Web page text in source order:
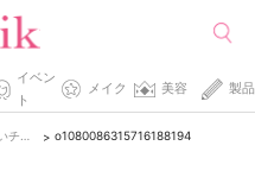
イベン
ト
メイク 美容 製品
> o1080086315716188194